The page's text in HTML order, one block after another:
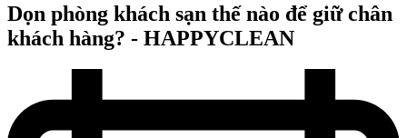
Dọn phòng khách sạn thế nào để giữ chân
khách hàng? - HAPPYCLEAN